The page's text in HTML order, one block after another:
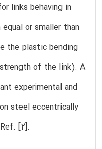
links behaving in
or smaller than
the plastic bending
of the link). A
experimental and
steel eccentrically
[2].